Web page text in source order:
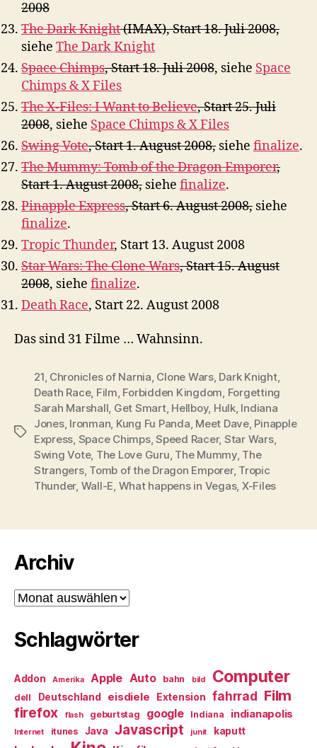
2008
The Dark Knight(IMAX), Start 18. Juli 2008,
siehe The Dark Knight
Space Chimps, Start 18. Juli 2008, siehe Space
Chimps & X Files
The X-Files: I Want to Believe, Start 25. Juli
2008, siehe Space Chimps & X Files
Swing Vote, Start 1. August 2008, siehe finalize.
The Mummy: Tomb of the Dragon Emporer,
Start 1. August 2008, siehe finalize.
Pinapple Express, Start 6. August 2008, siehe
finalize.
Tropic Thunder, Start 13. August 2008
Star Wars: The Clone Wars, Start 15. August
2008, siehe finalize.
Death Race, Start 22. August 2008
Das sind 31 Filme … Wahnsinn.
Schlagwörter
21 Chronicles of Narnia Clone Wars, Dark Knight,
Death Race, Film Forbidden Kingdom Forgetting
Sarah Marshall Get Smart, Hellboy, Hulk, Indiana
Jones, Ironman Kung Fu Panda Meet Dave, Pinapple
Express Space Chimps,Speed Racer, Star Wars,
Swing Vote, The Love Guru The Mummy, The
Strangers, Tomb of the Dragon Emporer, Tropic
Thunder, Wall-E What happens in Vegas, X-Files
Archiv
Archiv
Schlagwörter
Addon Amerika Apple Auto bahn bild Computer
dell Deutschland eisdiele Extension fahrrad Film
firefox flash geburtstag google Indiana indianapolis
Internet itunes Java Javascript junit kaputt